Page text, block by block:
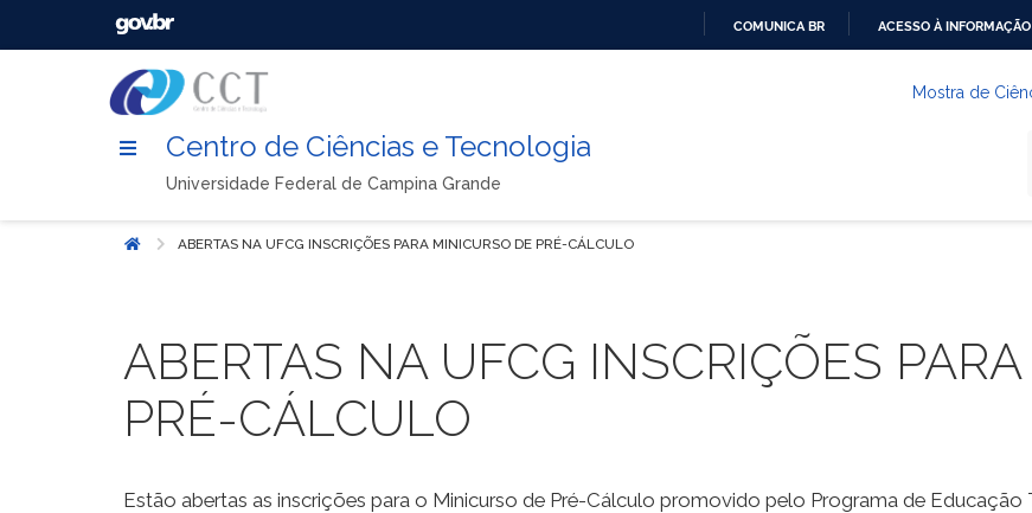
COMUNICA BR ACESSO À INFORMAÇÃO
Mostra de
Centro de Ciências e Tecnologia
Universidade Federal de Campina Grande
Início ABERTAS NA UFCG INSCRIÇÕES PARA MINICURSO DE PRÉ-CÁLCULO
ABERTAS NA UFCG INSCRIÇÕES
PRÉ-CÁLCULO
Estão abertas as inscrições para o Minicurso de Pré-Cálculo promovido pelo Programa de